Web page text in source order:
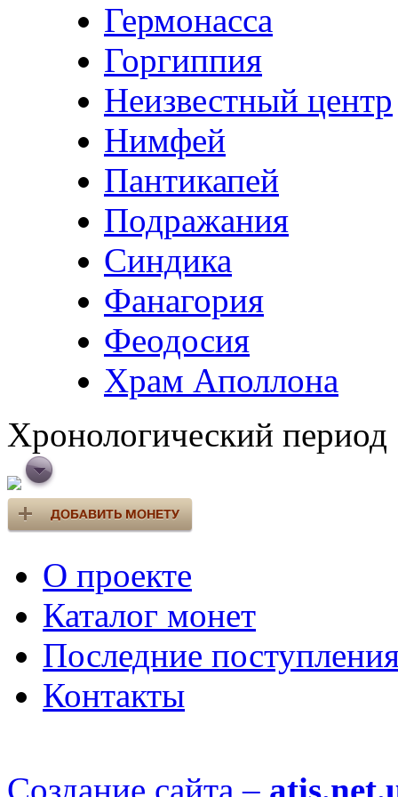
Гермонасса
Горгиппия
Неизвестный центр
Нимфей
Пантикапей
Подражания
Синдика
Фанагория
Феодосия
Храм Аполлона
Хронологический период
О проекте
Каталог монет
Последние
Контакты